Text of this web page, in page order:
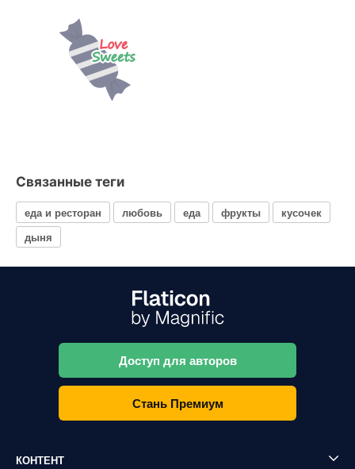
Связанные теги
еда и ресторан любовь еда фрукты
кусочек
дыня
Доступ для авторов
Стань Премиум
КОНТЕНТ